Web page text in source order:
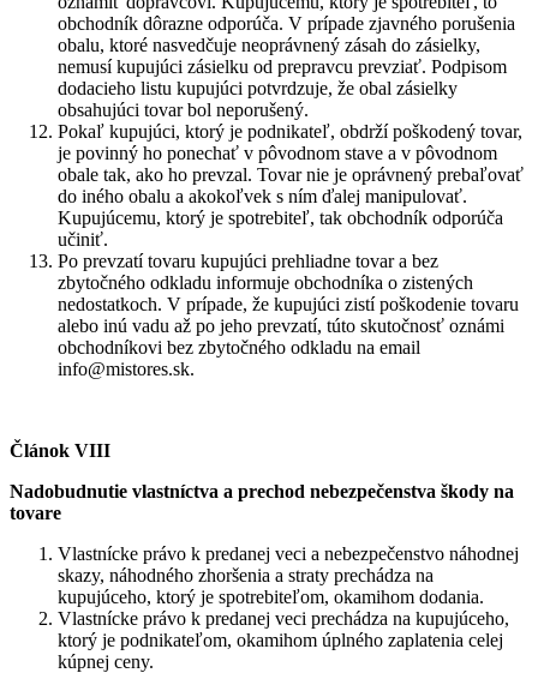
obchodník dôrazne odporúča. V prípade zjavného porušenia
obalu, ktoré nasvedčuje neoprávnený zásah do zásielky,
nemusí kupujúci zásielku od prepravcu prevziať. Podpisom
dodacieho listu kupujúci potvrdzuje, že obal zásielky
obsahujúci tovar bol neporušený.
Pokaľ kupujúci, ktorý je podnikateľ, obdrží poškodený tovar,
je povinný ho ponechať v pôvodnom stave a v pôvodnom
obale tak, ako ho prevzal. Tovar nie je oprávnený prebaľovať
do iného obalu a akokoľvek s ním ďalej manipulovať.
Kupujúcemu, ktorý je spotrebiteľ, tak obchodník odporúča
učiniť.
Po prevzatí tovaru kupujúci prehliadne tovar a bez
zbytočného odkladu informuje obchodníka o zistených
nedostatkoch. V prípade, že kupujúci zistí poškodenie tovaru
alebo inú vadu až po jeho prevzatí, túto skutočnosť oznámi
obchodníkovi bez zbytočného odkladu na email
info@mistores.sk.
Článok VIII
Nadobudnutie vlastníctva a prechod nebezpečenstva škody na
tovare
Vlastnícke právo k predanej veci a nebezpečenstvo náhodnej
skazy, náhodného zhoršenia a straty prechádza na
kupujúceho, ktorý je spotrebiteľom, okamihom dodania.
Vlastnícke právo k predanej veci prechádza na kupujúceho,
ktorý je podnikateľom, okamihom úplného zaplatenia celej
kúpnej ceny.